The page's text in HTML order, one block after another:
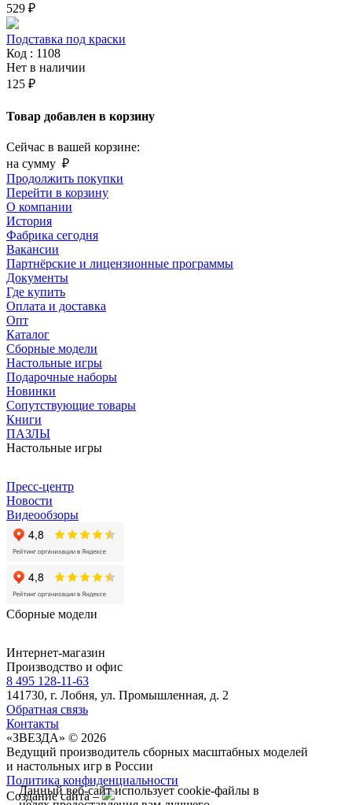
529 ₽
Подставка под краски
Код : 1108
Нет в наличии
125 ₽
Товар добавлен в корзину
Сейчас в вашей корзине:
на сумму ₽
Продолжить покупки
Перейти в корзину
О компании
История
Фабрика сегодня
Вакансии
Партнёрские и лицензионные программы
Документы
Где купить
Оплата и доставка
Опт
Каталог
Сборные модели
Настольные игры
Подарочные наборы
Новинки
Сопутствующие товары
Книги
ПАЗЛЫ
Настольные игры
Пресс-центр
Новости
Видеообзоры
Сборные модели
Интернет-магазин
Производство и офис
8 495 128-11-63
141730, г. Лобня, ул. Промышленная, д. 2
Обратная связь
Контакты
«ЗВЕЗДА» © 2026
Ведущий производитель сборных масштабных моделей
и настольных игр в России
Политика конфиденциальности
Создание сайта –
Данный веб-сайт использует cookie-файлы в